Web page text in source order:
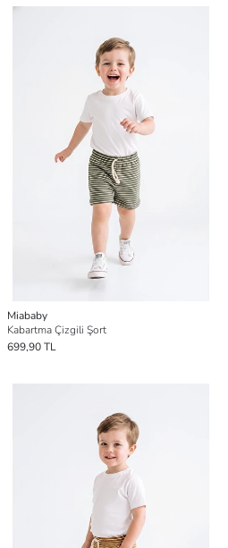
Miababy
Kabartma Çizgili Şort
699,90 TL